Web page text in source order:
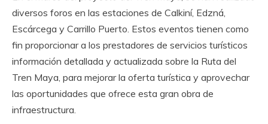
diversos foros en las estaciones de Calkiní, Edzná,
Escárcega y Carrillo Puerto. Estos eventos tienen como
fin proporcionar a los prestadores de servicios turísticos
información detallada y actualizada sobre la Ruta del
Tren Maya, para mejorar la oferta turística y aprovechar
las oportunidades que ofrece esta gran obra de
infraestructura.